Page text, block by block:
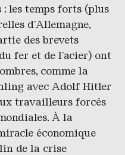
: les temps forts (plus
d'Allemagne,
des brevets
fer et de l'acier) ont
comme la
avec Adolf Hitler
travailleurs forcés
À la
économique
de la crise